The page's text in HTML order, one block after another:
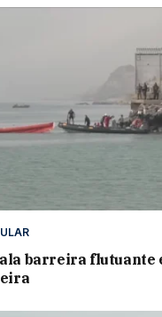
barreira flutuante